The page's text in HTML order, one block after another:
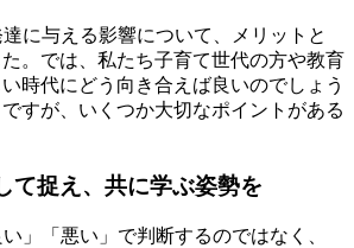
に与える影響について、メリットと
。では、私たち子育て世代の方や教育
時代にどう向き合えば良いのでしょう
すが、いくつか大切なポイントがある
て捉え、共に学ぶ姿勢を
」「悪い」で判断するのではなく、